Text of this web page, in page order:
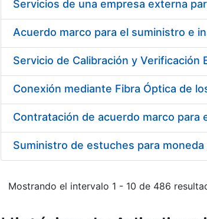
Acuerdo marco para el suministro e
Suministro de estuches para
Mostrando el intervalo 1 - 10 de 486